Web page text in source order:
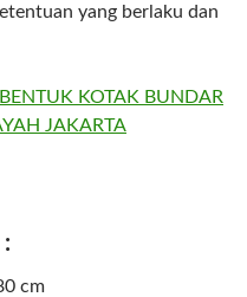
yang berlaku dan
cm